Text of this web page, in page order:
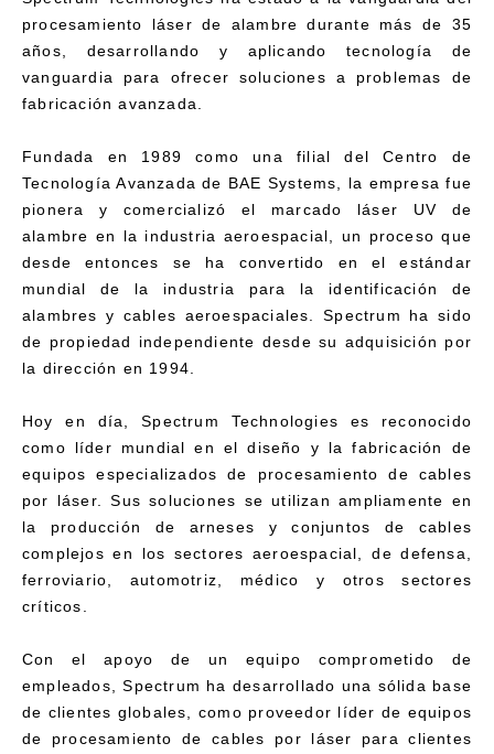
procesamiento láser de alambre durante más de 35
años, desarrollando y aplicando tecnología de
vanguardia para ofrecer soluciones a problemas de
fabricación avanzada.
Fundada en 1989 como una filial del Centro de
Tecnología Avanzada de BAE Systems, la empresa fue
pionera y comercializó el marcado láser UV de
alambre en la industria aeroespacial, un proceso que
desde entonces se ha convertido en el estándar
mundial de la industria para la identificación de
alambres y cables aeroespaciales. Spectrum ha sido
de propiedad independiente desde su adquisición por
la dirección en 1994.
Hoy en día, Spectrum Technologies es reconocido
como líder mundial en el diseño y la fabricación de
equipos especializados de procesamiento de cables
por láser. Sus soluciones se utilizan ampliamente en
la producción de arneses y conjuntos de cables
complejos en los sectores aeroespacial, de defensa,
ferroviario, automotriz, médico y otros sectores
críticos.
Con el apoyo de un equipo comprometido de
empleados, Spectrum ha desarrollado una sólida base
de clientes globales, como proveedor líder de equipos
de procesamiento de cables por láser para clientes